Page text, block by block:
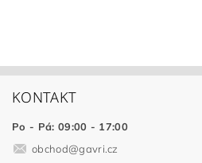
KONTAKT
Po - Pá: 09:00 - 17:00
obchod@gavri.cz